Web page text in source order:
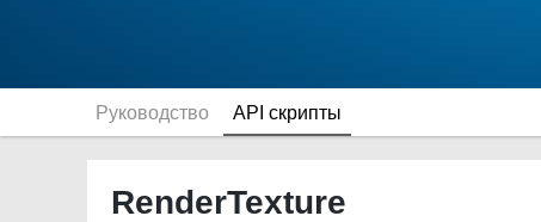
Руководство API скрипты
RenderTexture